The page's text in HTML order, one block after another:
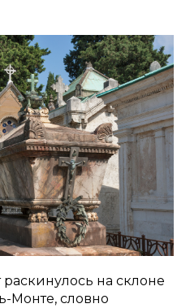
на склоне
Монте, словно